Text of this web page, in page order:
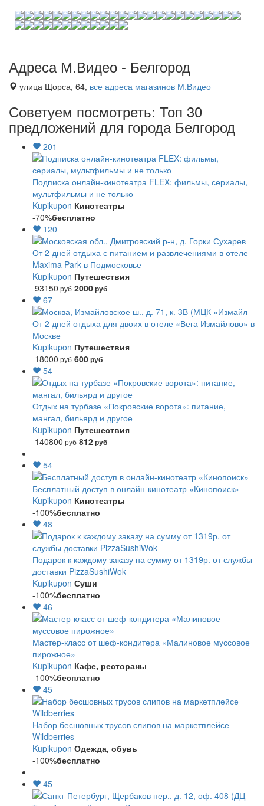
Адреса М.Видео - Белгород
улица Щорса, 64, все адреса магазинов М.Видео
Советуем посмотреть: Топ 30
предложений для города Белгород
201
Подписка онлайн-кинотеатра FLEX: фильмы, сериалы,
мультфильмы и не только
Kupikupon Кинотеатры
-70%бесплатно
120
От 2 дней отдыха с питанием и развлечениями в отеле
Maxima Park в Подмосковье
Kupikupon Путешествия
93150 руб 2000руб
67
От 2 дней отдыха для двоих в отеле «Вега Измайлово» в
Москве
Kupikupon Путешествия
18000 руб 600руб
54
Отдых на турбазе «Покровские ворота»: питание,
мангал, бильярд и другое
Kupikupon Путешествия
140800 руб 812руб
54
Бесплатный доступ в онлайн-кинотеатр «Кинопоиск»
Kupikupon Кинотеатры
-100%бесплатно
48
Подарок к каждому заказу на сумму от 1319р. от службы
доставки PizzaSushiWok
Kupikupon Суши
-100%бесплатно
46
Мастер-класс от шеф-кондитера «Малиновое муссовое
пирожное»
Kupikupon Кафе, рестораны
-100%бесплатно
45
Набор бесшовных трусов слипов на маркетплейсе
Wildberries
Kupikupon Одежда, обувь
-100%бесплатно
45